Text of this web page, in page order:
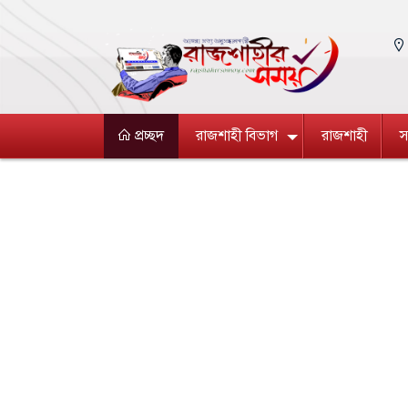
প্রচ্ছদ রাজশাহী বিভাগ রাজশাহী